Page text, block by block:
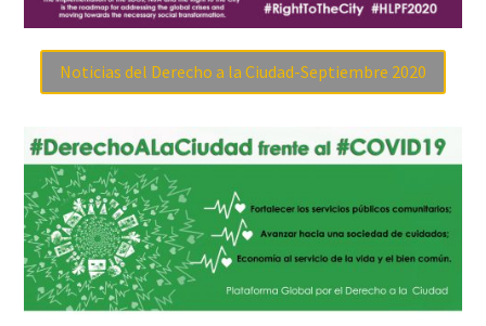
Noticias del Derecho a la Ciudad-Septiembre 2020